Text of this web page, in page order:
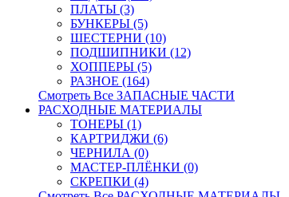
ПЛАТЫ (3)
БУНКЕРЫ (5)
ШЕСТЕРНИ (10)
ПОДШИПНИКИ (12)
ХОППЕРЫ (5)
РАЗНОЕ (164)
Смотреть Все ЗАПАСНЫЕ ЧАСТИ
РАСХОДНЫЕ МАТЕРИАЛЫ
ТОНЕРЫ (1)
КАРТРИДЖИ (6)
ЧЕРНИЛА (0)
МАСТЕР-ПЛЁНКИ (0)
СКРЕПКИ (4)